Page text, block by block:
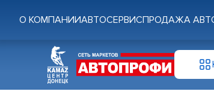
О КОМПАНИИАВТОСЕРВИСПРОДАЖА